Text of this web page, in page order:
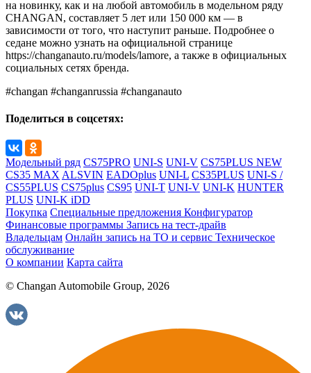
на новинку, как и на любой автомобиль в модельном ряду
CHANGAN, составляет 5 лет или 150 000 км — в
зависимости от того, что наступит раньше. Подробнее о
седане можно узнать на официальной странице
https://changanauto.ru/models/lamore, а также в официальных
социальных сетях бренда.
#changan #changanrussia #changanauto
Поделиться в соцсетях:
Модельный ряд CS75PRO UNI-S UNI-V CS75PLUS NEW
CS35 MAX ALSVIN EADOplus UNI-L CS35PLUS UNI-S /
CS55PLUS CS75plus CS95 UNI-T UNI-V UNI-K HUNTER
PLUS UNI-K iDD
Покупка Специальные предложения Конфигуратор
Финансовые программы Запись на тест-драйв
Владельцам Онлайн запись на ТО и сервис Техническое
обслуживание
О компании Карта сайта
© Changan Automobile Group, 2026